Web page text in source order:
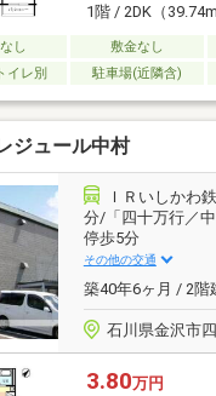
1階 / 2DK（39.74m
し 敷金なし
イレ別
駐車場(近隣含)
ジュール中村
ＩＲいしかわ
分/「四十万行／
停歩5分
その他の交通
築40年6ヶ月 / 2階
石川県金沢市
3.80万円